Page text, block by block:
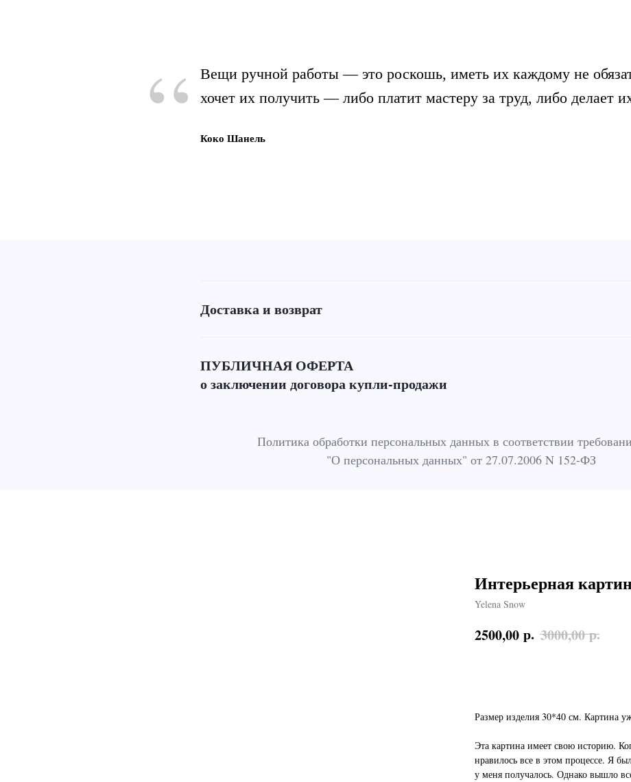
“
Вещи ручной работы — это роскошь, иметь их каждому не
хочет их получить — либо платит мастеру за труд, либо делает
Коко Шанель
Доставка и возврат
ПУБЛИЧНАЯ ОФЕРТА
о заключении договора купли-продажи
Политика обработки персональных данных в соответствии
"О персональных данных" от 27.07.2006 N 152-ФЗ
Интерьерная
Yelena Snow
2500,00 р. 3000,00 р.
Размер изделия 30*40 см. Картина
Эта картина имеет свою историю.
нравилось все в этом процессе. Я
у меня получалось. Однако вышло